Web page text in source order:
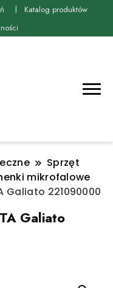
Katalog produktów
Sprzęt
mikrofalowe
Galiato 221090000
Galiato